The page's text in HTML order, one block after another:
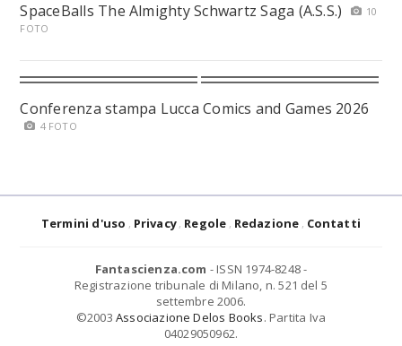
SpaceBalls The Almighty Schwartz Saga (A.S.S.)
10
FOTO
Conferenza stampa Lucca Comics and Games 2026
4 FOTO
Termini d'uso Privacy Regole Redazione Contatti
Fantascienza.com - ISSN 1974-8248 -
Registrazione tribunale di Milano, n. 521 del 5
settembre 2006.
©2003 Associazione Delos Books. Partita Iva
04029050962.